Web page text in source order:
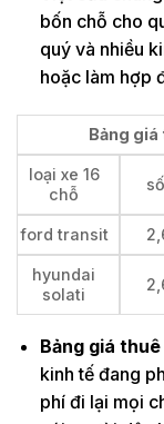
bốn chỗ cho
quý và nhiều
hoặc làm hợp
Bảng giá
loại xe 16
chỗ
ford transit
hyundai
solati
Bảng giá
kinh tế đang
phí đi lại mọi